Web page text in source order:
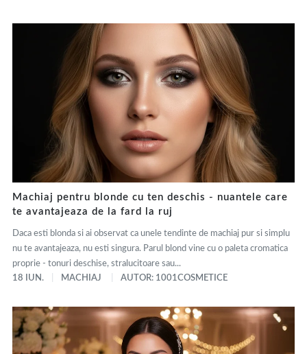
Machiaj pentru blonde cu ten deschis - nuantele care
te avantajeaza de la fard la ruj
Daca esti blonda si ai observat ca unele tendinte de machiaj pur si simplu
nu te avantajeaza, nu esti singura. Parul blond vine cu o paleta cromatica
proprie - tonuri deschise, stralucitoare sau...
18 IUN.
MACHIAJ AUTOR: 1001COSMETICE